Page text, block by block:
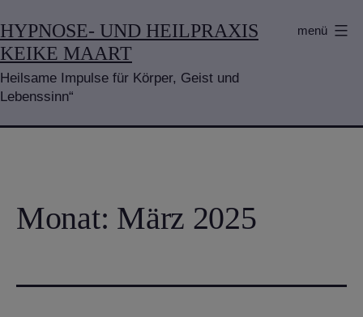
Inhalt
springen
HYPNOSE- UND HEILPRAXIS
KEIKE MAART
Heilsame Impulse für Körper, Geist und
Lebenssinn“
menü
Monat: März 2025